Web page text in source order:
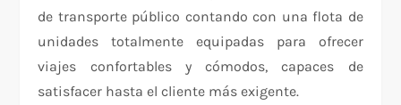
de transporte público contando con una flota de
unidades totalmente equipadas para ofrecer
viajes confortables y cómodos, capaces de
satisfacer hasta el cliente más exigente.